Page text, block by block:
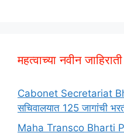
महत्वाच्या नवीन जाहिराती
Cabonet Secretariat
सचिवालयात 125 जागांची
Maha Transco Bharti